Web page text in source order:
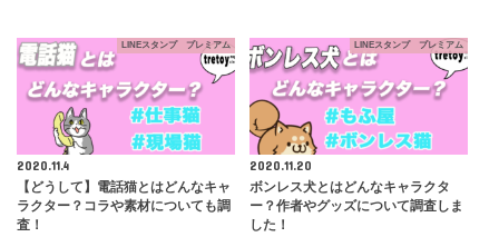
LINEスタンプ プレミアム
2020.11.4
【どうして】電話猫とはどんなキャ
ラクター？コラや素材についても調
査！
LINEスタンプ プレミアム
2020.11.20
ボンレス犬とはどんなキャラクタ
ー？作者やグッズについて調査しま
した！